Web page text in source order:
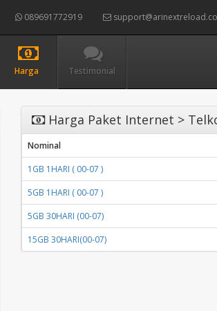
089691772919
Harga Testimonial
Harga Paket Internet >
Nominal
1GB 1HARI ( 00-07 )
5GB 1HARI ( 00-07 )
5GB 30HARI (00-07)
15GB 30HARI(00-07)